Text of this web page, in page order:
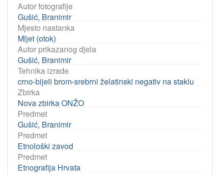
Autor fotografije
Gušić, Branimir
Mjesto nastanka
Mljet (otok)
Autor prikazanog djela
Gušić, Branimir
Tehnika izrade
crno-bijeli brom-srebrni želatinski negativ na staklu
Zbirka
Nova zbirka ONŽO
Predmet
Gušić, Branimir
Predmet
Etnološki zavod
Predmet
Etnografija Hrvata